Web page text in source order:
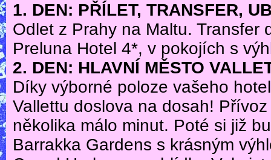
1. DEN: PŘÍLET, TRANSFER,
Odlet z Prahy na Maltu. Transfer
Preluna Hotel 4*, v pokojích s
2. DEN: HLAVNÍ MĚSTO
Díky výborné poloze vašeho
Vallettu doslova na dosah!
několika málo minut. Poté si již
Barrakka Gardens s krásným